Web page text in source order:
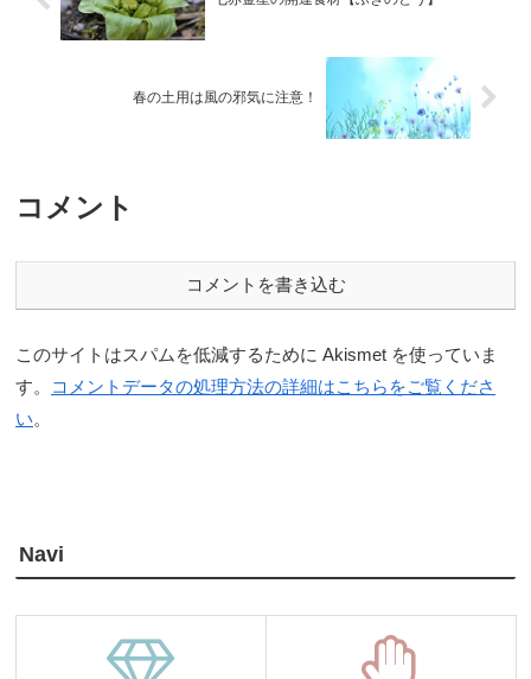
春の土用は風の邪気に注意！
コメント
コメントを書き込む
このサイトはスパムを低減するために Akismet を使っていま
す。
コメントデータの処理方法の詳細はこちらをご覧くださ
い。
Navi